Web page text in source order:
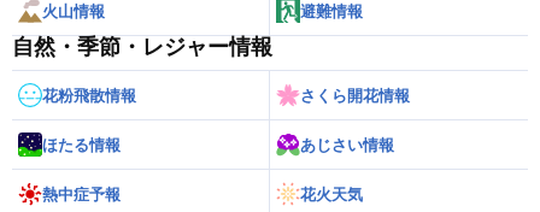
火山情報 避難情報
自然・季節・レジャー情報
花粉飛散情報 さくら開花情報
ほたる情報 あじさい情報
熱中症予報 花火天気